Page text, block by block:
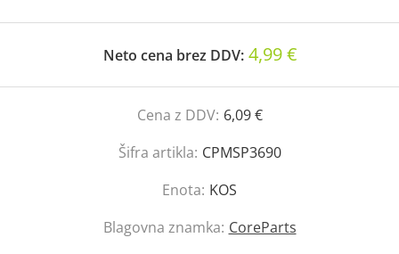
Neto cena brez DDV: 4,99 €
Cena z DDV: 6,09 €
Šifra artikla: CPMSP3690
Enota: KOS
Blagovna znamka: CoreParts